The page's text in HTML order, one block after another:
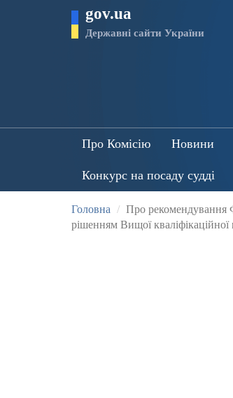
gov.ua
Державні сайти України
Про Комісію Новини
Конкурс на посаду судді
Головна
Про рекомендування
рішенням Вищої кваліфікаційної